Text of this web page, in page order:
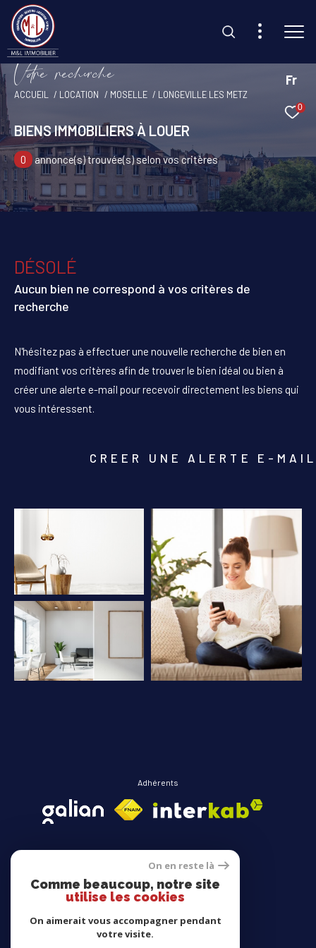
Fr
0
Vore recece
ACCUEIL LOCATION MOSELLE LONGEVILLE LES METZ
BIENS IMMOBILIERS À LOUER
0 annonce(s) trouvée(s) selon vos critères
DÉSOLÉ
Aucun bien ne correspond à vos critères de
recherche
N'hésitez pas à effectuer une nouvelle recherche de bien en
modifiant vos critères afin de trouver le bien idéal ou bien à
créer une alerte e-mail pour recevoir directement les biens qui
vous intéressent.
CREER UNE ALERTE E-
Adhérents
Avis clients
On en reste là
Comme beaucoup, notre site
utilise les cookies
On aimerait vous accompagner pendant
votre visite.
Effectuer une recherche
et trouvez le bien qui correspond à vos critères
Type d'offre
Location
1 2 3 4 5+
Localisation
AFFINER LES CRITÈRES
PARKING TERRASSE PISCINE
FILTRER PAR
COUPS DE COEUR EXCLUSIVITÉS